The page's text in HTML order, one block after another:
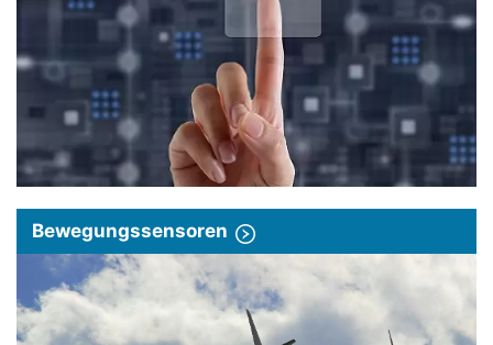
Bewegungssensoren